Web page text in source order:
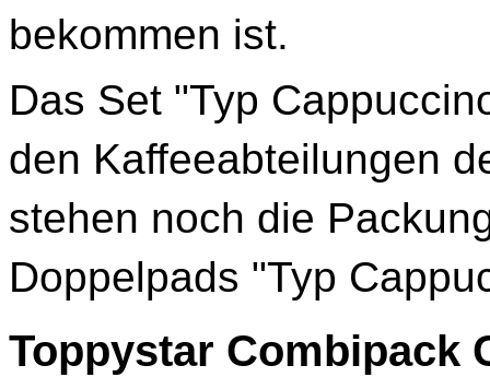
bekommen ist.
Das Set "Typ
den Kaffeeabteilungen
stehen noch die
Doppelpads "Typ
Toppystar Combipack